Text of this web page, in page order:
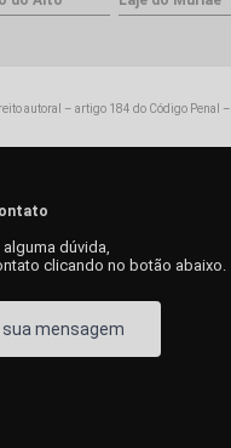
autoral – artigo 184 do Código Penal –
dúvida,
clicando no botão abaixo.
sua mensagem